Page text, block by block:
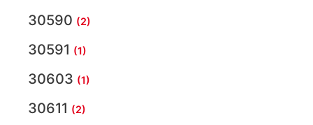
30590 (2)
30591 (1)
30603 (1)
30611 (2)